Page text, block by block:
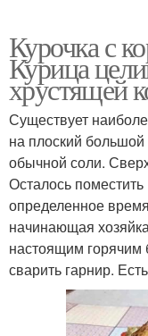
Курочка с
Курица
хрустящей
Существует
на плоский
обычной соли.
Осталось
определенное
начинающая
настоящим горячим
сварить гарнир.